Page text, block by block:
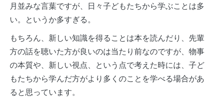
月並みな言葉ですが、日々子どもたちから学ぶことは多
い。というか多すぎる。
もちろん、新しい知識を得ることは本を読んだり、先輩
方の話を聴いた方が良いのは当たり前なのですが、物事
の本質や、新しい視点、という点で考えた時には、子ど
もたちから学んだ方がより多くのことを学べる場合があ
ると思っています。